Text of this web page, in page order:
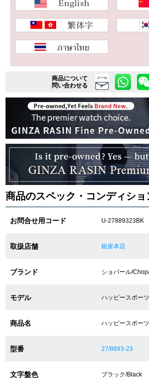
中古品 ア
WEB限定品
複数条件で商品を絞
詳細検索はこちら
ご利用ガイド
GINZA RASINのプレミアムクオリティに
送料・お支払方法
ショッピングローンの流れ
ショップサービス
保証・アフターサービス
ラッピングサービス
商品について
問い合わせる
メール
商品のスペック・コンディショ
お問合せ用コード U-27889323BK
取扱店舗 銀座本店
ブランド ショパール/
モデル ハッピースポー
商品名 ハッピースポー
型番 27/8893-23
文字盤色 ブラック/Black